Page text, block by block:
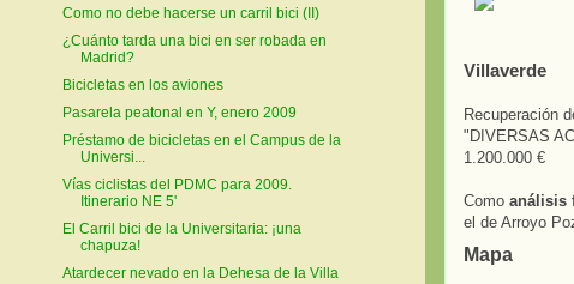
Villaverde
Recuperación
"DIVERSAS
1.200.000 €
Como análisis
el de Arroyo
Mapa
Como no debe hacerse un carril bici (II)
¿Cuánto tarda una bici en ser robada en
Madrid?
Bicicletas en los aviones
Pasarela peatonal en Y, enero 2009
Préstamo de bicicletas en el Campus de la
Universi...
Vías ciclistas del PDMC para 2009.
Itinerario NE 5'
El Carril bici de la Universitaria: ¡una
chapuza!
Atardecer nevado en la Dehesa de la Villa